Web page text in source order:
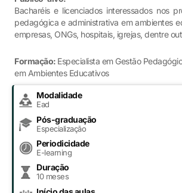
Bacharéis e licenciados interessados nos
pedagógica e administrativa em ambientes
empresas, ONGs, hospitais, igrejas, dentre
Formação: Especialista em Gestão
em Ambientes Educativos
Modalidade
Ead
Pós-graduação
Especialização
Periodicidade
E-learning
Duração
10 meses